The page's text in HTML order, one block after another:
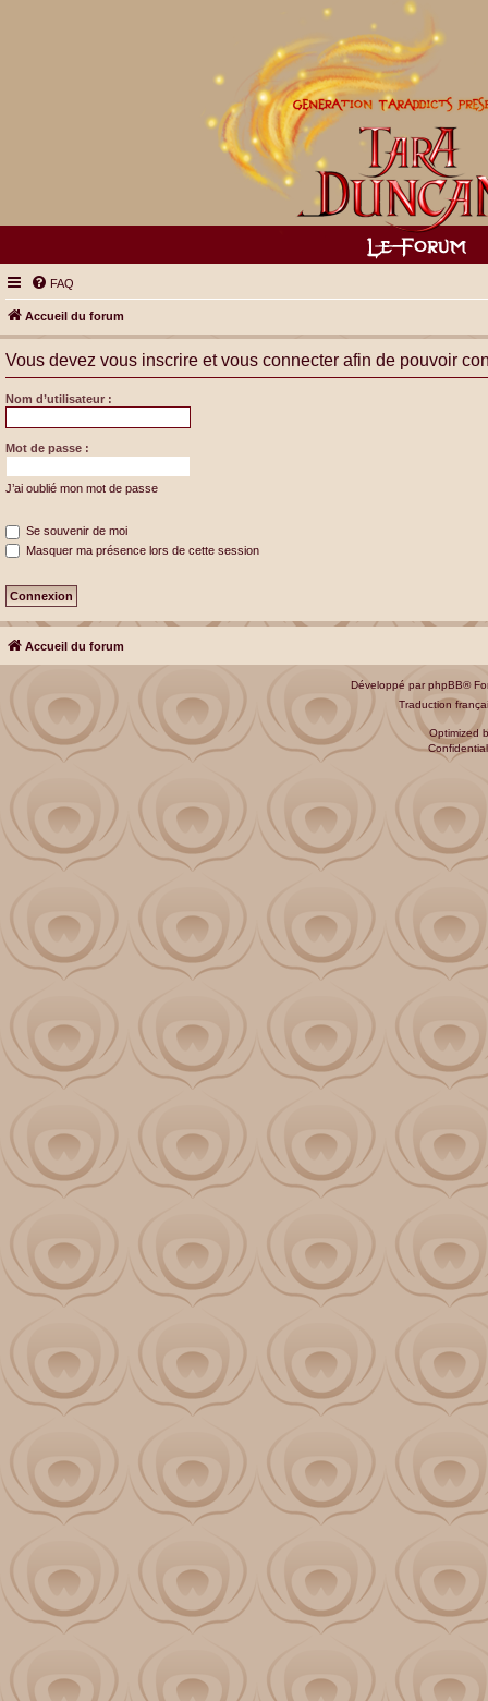
FAQ
Accueil du forum
Vous devez vous inscrire et vous connecter afin de pouvoir
Nom d’utilisateur :
Mot de passe :
J’ai oublié mon mot de passe
Se souvenir de moi
Masquer ma présence lors de cette session
Accueil du forum
Développé parphpBB®
Traduction
Optimized